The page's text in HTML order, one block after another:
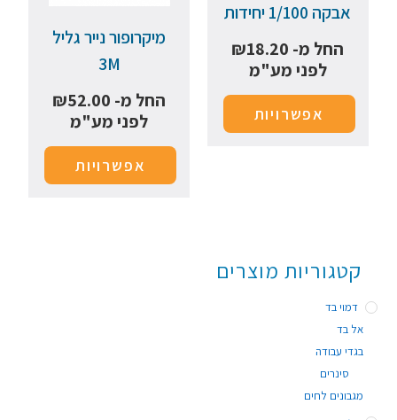
אבקה 1/100 יחידות
החל מ-
₪18.20
לפני מע"מ
אפשרויות
מיקרופור נייר גליל
3M
החל מ-
₪52.00
לפני מע"מ
אפשרויות
קטגוריות מוצרים
דמוי בד
אל בד
בגדי עבודה
סינרים
מגבונים לחים